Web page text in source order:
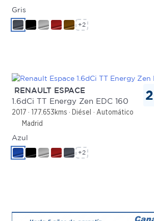
Gris
+2
RENAULT ESPACE
1.6dCi TT Energy Zen EDC 160
2017 177.653kms Diésel
Automático
Madrid
Azul
+2